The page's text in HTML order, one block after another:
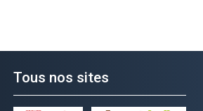
Tous nos sites